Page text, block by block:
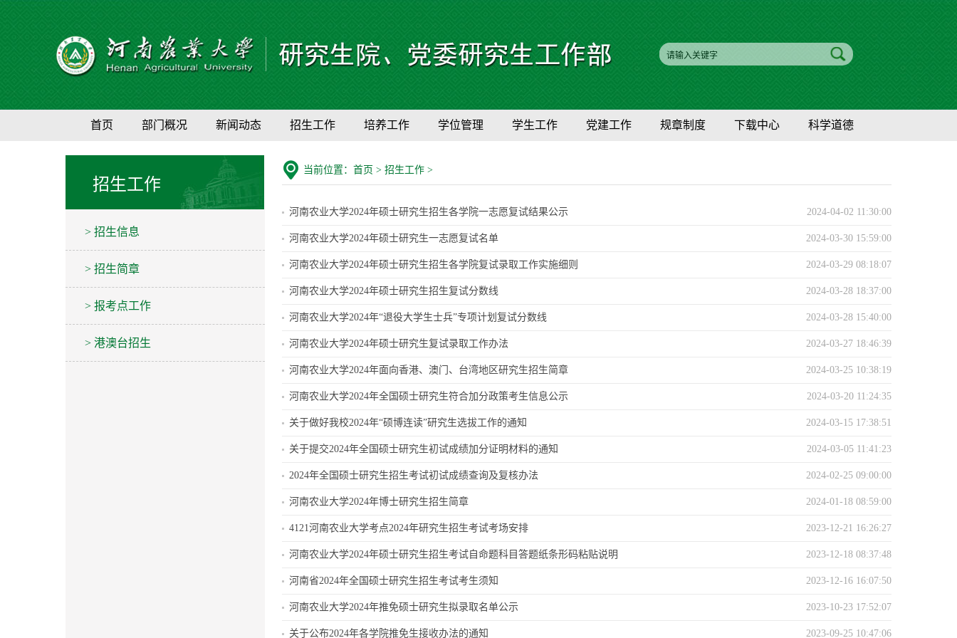
首页 部门概况 新闻动态 招生工作 培养工作 学位管理 学生工作 党建工作 规章制度 下载中心 科学道德
招生工作
> 招生信息
> 招生简章
> 报考点工作
> 港澳台招生
当前位置： 首页 > 招生工作 >
2024-04-02 11:30:00
河南农业大学2024年硕士研究生招生各学院一志愿复试结果公示
2024-03-30 15:59:00
河南农业大学2024年硕士研究生一志愿复试名单
2024-03-29 08:18:07
河南农业大学2024年硕士研究生招生各学院复试录取工作实施细则
2024-03-28 18:37:00
河南农业大学2024年硕士研究生招生复试分数线
2024-03-28 15:40:00
河南农业大学2024年“退役大学生士兵”专项计划复试分数线
2024-03-27 18:46:39
河南农业大学2024年硕士研究生复试录取工作办法
2024-03-25 10:38:19
河南农业大学2024年面向香港、澳门、台湾地区研究生招生简章
2024-03-20 11:24:35
河南农业大学2024年全国硕士研究生符合加分政策考生信息公示
2024-03-15 17:38:51
关于做好我校2024年“硕博连读”研究生选拔工作的通知
2024-03-05 11:41:23
关于提交2024年全国硕士研究生初试成绩加分证明材料的通知
2024-02-25 09:00:00
2024年全国硕士研究生招生考试初试成绩查询及复核办法
2024-01-18 08:59:00
河南农业大学2024年博士研究生招生简章
2023-12-21 16:26:27
4121河南农业大学考点2024年研究生招生考试考场安排
2023-12-18 08:37:48
河南农业大学2024年硕士研究生招生考试自命题科目答题纸条形码粘贴说明
2023-12-16 16:07:50
河南省2024年全国硕士研究生招生考试考生须知
2023-10-23 17:52:07
河南农业大学2024年推免硕士研究生拟录取名单公示
2023-09-25 10:47:06
关于公布2024年各学院推免生接收办法的通知